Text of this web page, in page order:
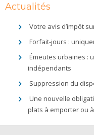
Actualités
Votre avis d’impôt
Forfait-jours :
Émeutes urbaines :
indépendants
Suppression du
Une nouvelle
plats à emporter ou